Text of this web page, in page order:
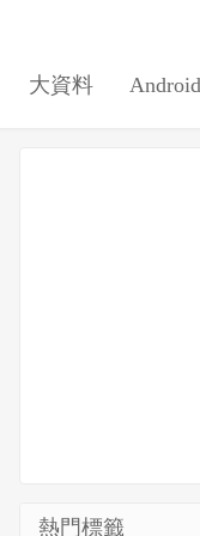
大資料 Android
熱門標籤